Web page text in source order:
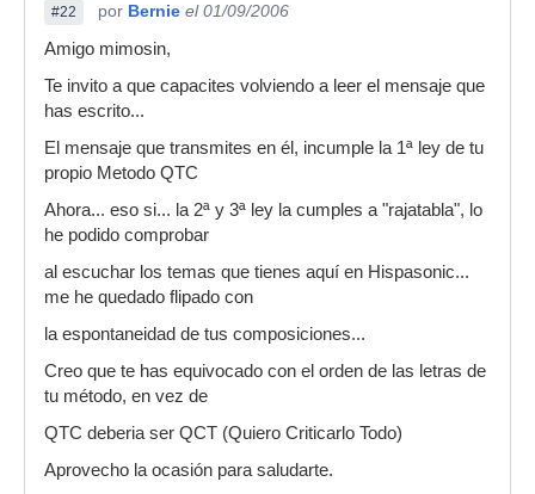
#22 por Bernie el 01/09/2006
Amigo mimosin,
Te invito a que capacites volviendo a leer el mensaje que
has escrito...
El mensaje que transmites en él, incumple la 1ª ley de tu
propio Metodo QTC
Ahora... eso si... la 2ª y 3ª ley la cumples a "rajatabla", lo
he podido comprobar
al escuchar los temas que tienes aquí en Hispasonic...
me he quedado flipado con
la espontaneidad de tus composiciones...
Creo que te has equivocado con el orden de las letras de
tu método, en vez de
QTC deberia ser QCT (Quiero Criticarlo Todo)
Aprovecho la ocasión para saludarte.